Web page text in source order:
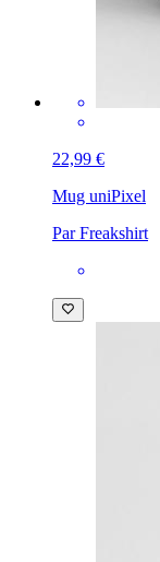
22,99 €
Mug uniPixel
Par Freakshirt